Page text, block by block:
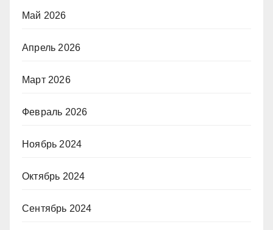
Май 2026
Апрель 2026
Март 2026
Февраль 2026
Ноябрь 2024
Октябрь 2024
Сентябрь 2024